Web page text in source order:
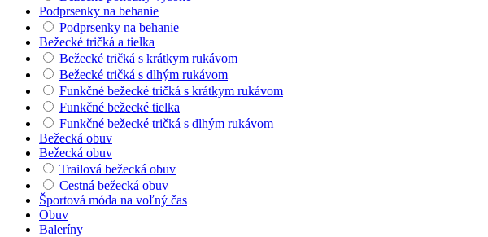
Podprsenky na behanie
Podprsenky na behanie
Bežecké tričká a tielka
Bežecké tričká s krátkym rukávom
Bežecké tričká s dlhým rukávom
Funkčné bežecké tričká s krátkym rukávom
Funkčné bežecké tielka
Funkčné bežecké tričká s dlhým rukávom
Bežecká obuv
Bežecká obuv
Trailová bežecká obuv
Cestná bežecká obuv
Športová móda na voľný čas
Obuv
Baleríny